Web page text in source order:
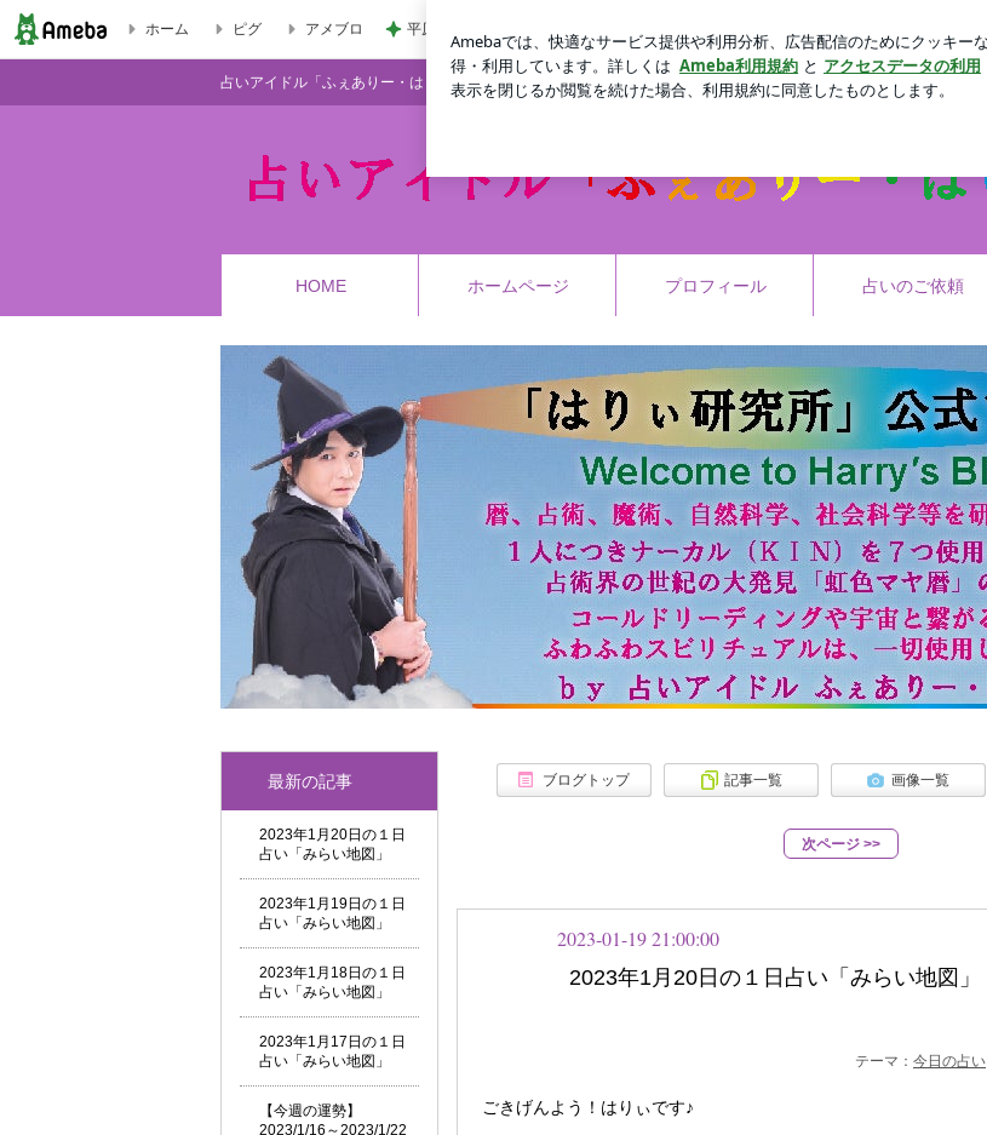
占いアイドル「ふぇありー・はりぃ」の魔法日記
ホーム ピグ アメブロ 平原綾香 父代わり市村正親の言葉
占いアイドル「ふぇありー・はりぃ」の魔法日記
ブログトップ 記事一覧 画像一覧
次ページ >>
2023年1月20日の１日占い「みらい地図」
2023-01-19 21:00:00
テーマ： 今日の占い
ごきげんよう！はりぃです♪
HOME ホームページ プロフィール 占いのご依頼
最新の記事
2023年1月20日の１日
占い「みらい地図」
2023年1月19日の１日
占い「みらい地図」
2023年1月18日の１日
占い「みらい地図」
2023年1月17日の１日
占い「みらい地図」
【今週の運勢】
2023/1/16～2023/1/22